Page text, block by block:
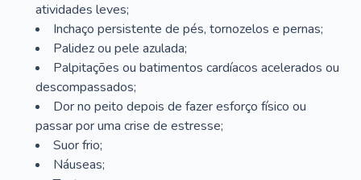
atividades leves;
Inchaço persistente de pés, tornozelos e pernas;
Palidez ou pele azulada;
Palpitações ou batimentos cardíacos acelerados ou
descompassados;
Dor no peito depois de fazer esforço físico ou
passar por uma crise de estresse;
Suor frio;
Náuseas;